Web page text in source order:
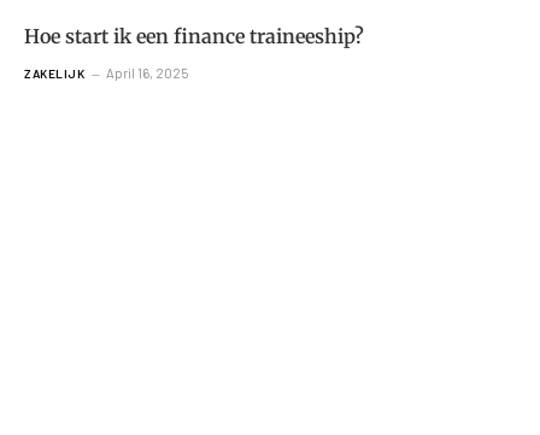
Hoe start ik een finance traineeship?
ZAKELIJK April 16, 2025